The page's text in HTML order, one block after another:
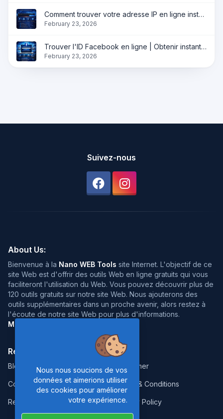
Comment trouver votre adresse IP en ligne instantanément ?
February 23, 2026
Trouver l'ID Facebook en ligne | Obtenir instantanément l'ID du profil, de la page et du groupe
February 23, 2026
Suivez-nous
About Us:
Bienvenue à la Nano WEB Tools site Internet. L'objectif de ce
site Web est d'offrir des outils Web en ligne gratuits qui vous
faciliteront l'utilisation du Web. Vous pouvez découvrir plus de
120 outils gratuits sur notre site Web. Nous ajouterons des
outils supplémentaires dans un proche avenir, alors restez à
l'écoute de notre site Web pour plus d'informations.
Merci de votre visite :)
Resources:
Blog
Contact
Report Error
Legal:
Disclaimer
Terms & Conditions
Privacy Policy
Nous nous soucions de vos
données et aimerions utiliser
des cookies pour améliorer
votre expérience.